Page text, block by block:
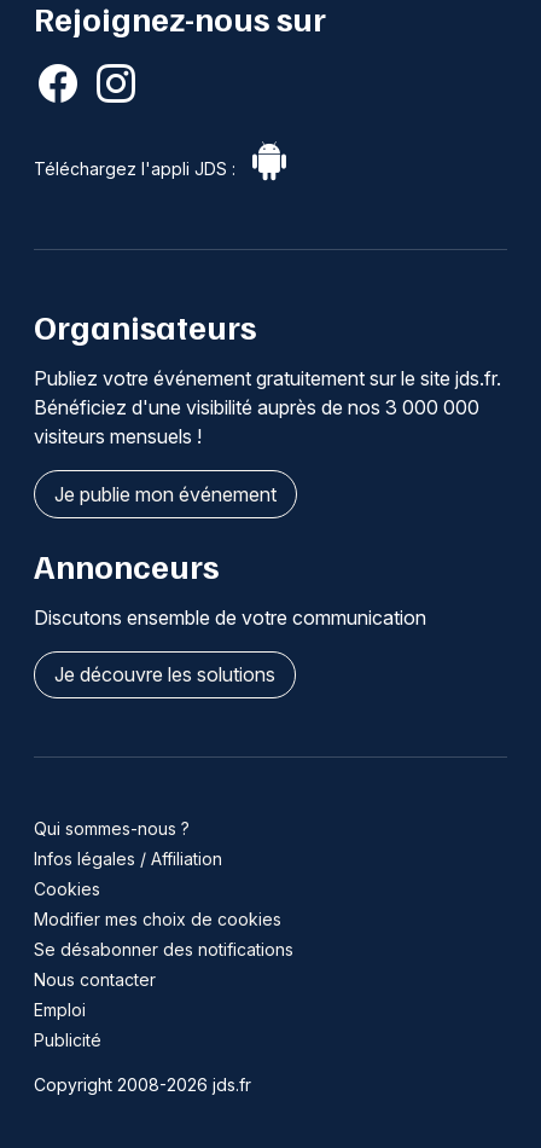
Rejoignez-nous sur
Téléchargez l'appli JDS :
Organisateurs
Publiez votre événement gratuitement sur le site jds.fr.
Bénéficiez d'une visibilité auprès de nos 3 000 000
visiteurs mensuels !
Je publie mon événement
Annonceurs
Discutons ensemble de votre communication
Je découvre les solutions
Qui sommes-nous ?
Infos légales / Affiliation
Cookies
Modifier mes choix de cookies
Se désabonner des notifications
Nous contacter
Emploi
Publicité
Copyright 2008-2026 jds.fr